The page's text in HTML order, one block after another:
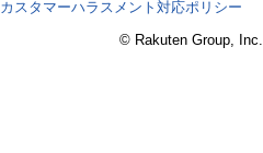
カスタマーハラスメント対応ポリシー
© Rakuten Group, Inc.